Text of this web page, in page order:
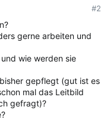
#2
gerne arbeiten und
wie werden sie
gepflegt (gut ist es
mal das Leitbild
gefragt)?